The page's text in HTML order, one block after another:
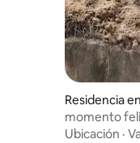
Residencia
momento
Ubicación ·